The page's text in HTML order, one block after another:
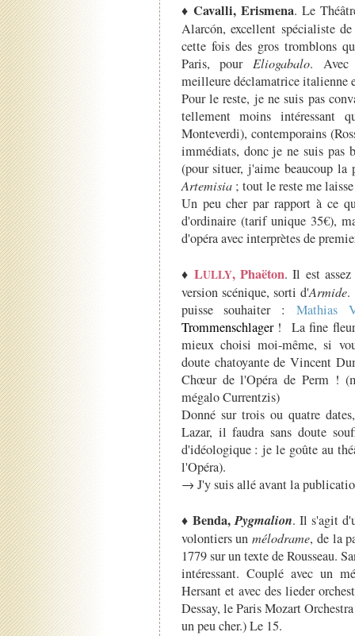
♦Cavalli, Erismena. Le
Alarcón, excellent spécialiste
cette fois des gros tromblons
Paris, pourEliogabalo.
meilleure déclamatrice italienne
Pour le reste, je ne suis pas
tellement moins intéressant
Monteverdi), contemporains
immédiats, donc je ne suis pas
(pour situer, j'aime beaucoup la
Artemisia; tout le reste me
Un peu cher par rapport à ce
d'ordinaire (tarif unique 35€),
d'opéra avec interprètes de
♦LULLY, Phaëton. Il est
version scénique, sorti d'Armide.
puisse souhaiter : Mathias
Trommenschlager! La fine fleur
mieux choisi moi-même, si
doute chatoyante de Vincent
Chœur de l'Opéra de Perm !
mégalo Currentzis)
Donné sur trois ou quatre
Lazar, il faudra sans doute
d'idéologique : je le goûte au
l'Opéra).
→ J'y suis allé avant la
♦ Benda,Pygmalion. Il s'agit
volontiers unmélodrame, de la
1779 sur un texte de Rousseau.
intéressant. Couplé avec un
Hersant et avec des lieder
Dessay, le Paris Mozart
un peu cher.) Le 15.